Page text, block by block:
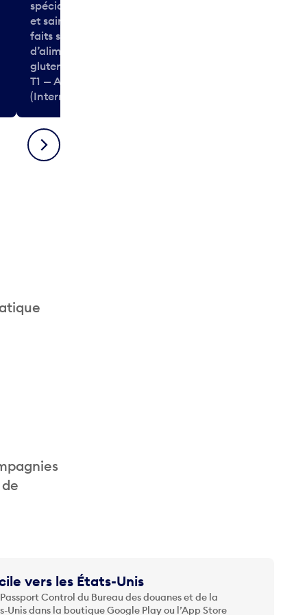
spécialise dans les aliments frais
et sains, comme les sandwichs
faits sur commande. Des choix
d’aliments végétariens et sans
gluten sont disponibles.
T1 — Après-sécurité
(International)
Suivant
vers les États-Unis
Control du Bureau des douanes et de la
dans la boutique Google Play ou l’App Store